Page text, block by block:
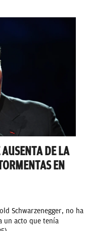
DE LA
EN
Schwarzenegger, no ha
un acto que tenía